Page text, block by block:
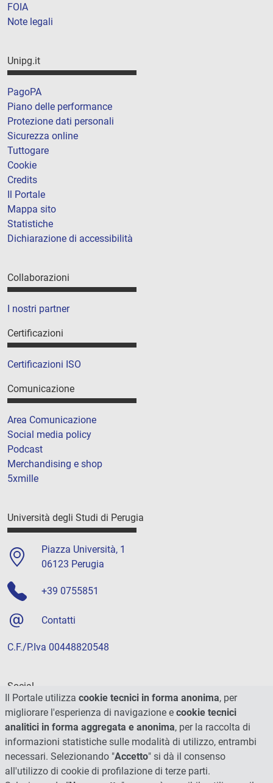
FOIA
Note legali
Unipg.it
PagoPA
Piano delle performance
Protezione dati personali
Sicurezza online
Tuttogare
Cookie
Credits
Il Portale
Mappa sito
Statistiche
Dichiarazione di accessibilità
Collaborazioni
I nostri partner
Certificazioni
Certificazioni ISO
Comunicazione
Area Comunicazione
Social media policy
Podcast
Merchandising e shop
5xmille
Università degli Studi di Perugia
Piazza Università, 1
06123 Perugia
+39 0755851
Contatti
C.F./P.Iva 00448820548
Social
Il Portale utilizza cookie tecnici in forma anonima, per
migliorare l'esperienza di navigazione e cookie tecnici
analitici in forma aggregata e anonima, per la raccolta di
informazioni statistiche sulle modalità di utilizzo, entrambi
necessari. Selezionando "Accetto" si dà il consenso
all'utilizzo di cookie di profilazione di terze parti.